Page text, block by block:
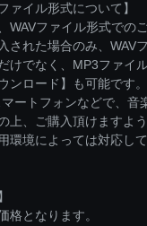
ァイル形式について】
WAVファイル形式での
された場合のみ、WAV
けでなく、MP3ファイ
ンロード】も可能です。
ートフォンなどで、音
上、ご購入頂けますよう
環境によっては対応し
格となります。